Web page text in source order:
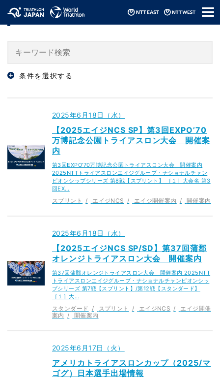
メ
ニ
「スプリント」のニュース
条件を選択する
2025年6月18日（水）
【2025エイジNCS SP】第3回EXPO’70
万博記念公園トライアスロン大会 開催案
内
第3回EXPO’70万博記念公園トライアスロン大会 開催案内
2025NTTトライアスロンエイジグループ・ナショナルチャン
ピオンシップシリーズ 第8戦【スプリント】 ［１］大会名 第3
回EX…
スプリント エイジNCS エイジ開催案内 開催案内
2025年6月18日（水）
【2025エイジNCS SP/SD】第37回蒲郡
オレンジトライアスロン大会 開催案内
第37回蒲郡オレンジトライアスロン大会 開催案内 2025NTT
トライアスロンエイジグループ・ナショナルチャンピオンシッ
プシリーズ 第7戦【スプリント】/第12戦【スタンダード】
［１］大…
スタンダード スプリント エイジNCS
エイジ開催
案内
開催案内
2025年6月17日（火）
アメリカトライアスロンカップ（2025/マ
ゴグ）日本選手出場情報